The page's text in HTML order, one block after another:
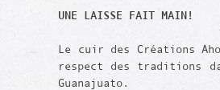
UNE LAISSE FAIT MAIN!
Le cuir des Créations
respect des traditions
Guanajuato.